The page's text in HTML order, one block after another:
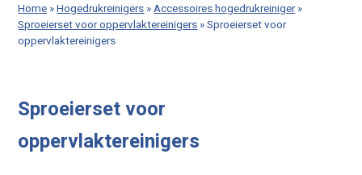
Home»Hogedrukreinigers»Accessoires hogedrukreiniger»
Sproeierset voor oppervlaktereinigers»Sproeierset voor
oppervlaktereinigers
Sproeierset voor
oppervlaktereinigers